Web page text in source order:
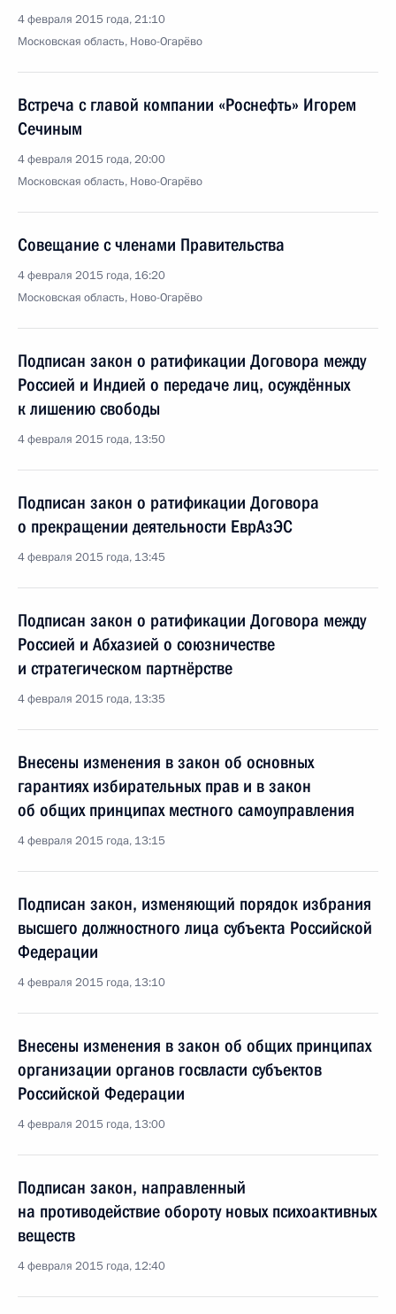
4 февраля 2015 года, 21:10
Московская область, Ново-Огарёво
Встреча с главой компании «Роснефть» Игорем
Сечиным
4 февраля 2015 года, 20:00
Московская область, Ново-Огарёво
Совещание с членами Правительства
4 февраля 2015 года, 16:20
Московская область, Ново-Огарёво
Подписан закон о ратификации Договора между
Россией и Индией о передаче лиц, осуждённых
к лишению свободы
4 февраля 2015 года, 13:50
Подписан закон о ратификации Договора
о прекращении деятельности ЕврАзЭС
4 февраля 2015 года, 13:45
Подписан закон о ратификации Договора между
Россией и Абхазией о союзничестве
и стратегическом партнёрстве
4 февраля 2015 года, 13:35
Внесены изменения в закон об основных
гарантиях избирательных прав и в закон
об общих принципах местного самоуправления
4 февраля 2015 года, 13:15
Подписан закон, изменяющий порядок избрания
высшего должностного лица субъекта Российской
Федерации
4 февраля 2015 года, 13:10
Внесены изменения в закон об общих принципах
организации органов госвласти субъектов
Российской Федерации
4 февраля 2015 года, 13:00
Подписан закон, направленный
на противодействие обороту новых психоактивных
веществ
4 февраля 2015 года, 12:40